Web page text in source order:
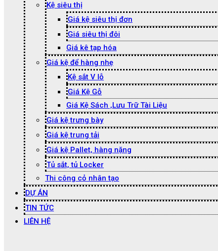
Kệ siêu thị
Giá kệ siêu thị đơn
Giá siêu thị đôi
Giá kê tạp hóa
Giá kệ để hàng nhẹ
Kệ sắt V lỗ
Giá Kệ Gỗ
Giá Kệ Sách ,Lưu Trữ Tài Liệu
Giá kệ trưng bày
Giá kệ trung tải
Giá kệ Pallet, hàng nặng
Tủ sắt, tủ Locker
Thi công cỏ nhân tạo
DỰ ÁN
TIN TỨC
LIÊN HỆ